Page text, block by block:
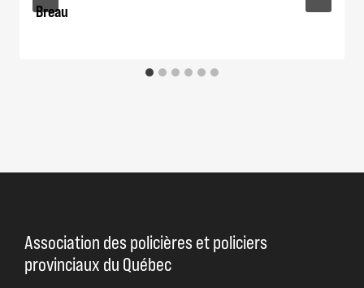
Breau
Association des policières et policiers
provinciaux du Québec